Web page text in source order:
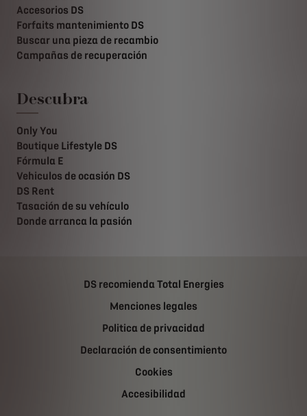
Accesorios DS
Forfaits mantenimiento DS
Buscar una pieza de recambio
Campañas de recuperación
Descubra
Only You
Boutique Lifestyle DS
Fórmula E
Vehiculos de ocasión DS
DS Rent
Tasación de su vehículo
Donde arranca la pasión
DS recomienda Total Energies
Menciones legales
Politica de privacidad
Declaración de consentimiento
Cookies
Accesibilidad